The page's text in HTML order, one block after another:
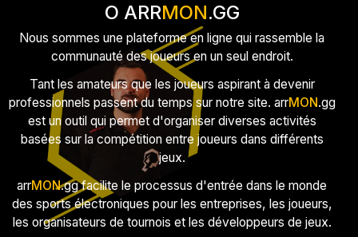
O ARRMON.GG
Nous sommes une plateforme en ligne qui rassemble la
communauté des joueurs en un seul endroit.
Tant les amateurs que les joueurs aspirant à devenir
professionnels passent du temps sur notre site. arrMON.gg
est un outil qui permet d'organiser diverses activités
basées sur la compétition entre joueurs dans différents
jeux.
arrMON.gg facilite le processus d'entrée dans le monde
des sports électroniques pour les entreprises, les joueurs,
les organisateurs de tournois et les développeurs de jeux.